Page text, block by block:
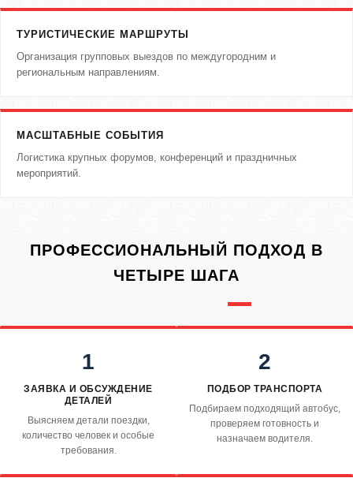
ТУРИСТИЧЕСКИЕ МАРШРУТЫ
Организация групповых выездов по междугородним и
региональным направлениям.
МАСШТАБНЫЕ СОБЫТИЯ
Логистика крупных форумов, конференций и праздничных
мероприятий.
ПРОФЕССИОНАЛЬНЫЙ ПОДХОД В
ЧЕТЫРЕ ШАГА
1
ЗАЯВКА И ОБСУЖДЕНИЕ
ДЕТАЛЕЙ
Выясняем детали поездки,
количество человек и особые
требования.
2
ПОДБОР ТРАНСПОРТА
Подбираем подходящий автобус,
проверяем готовность и
назначаем водителя.